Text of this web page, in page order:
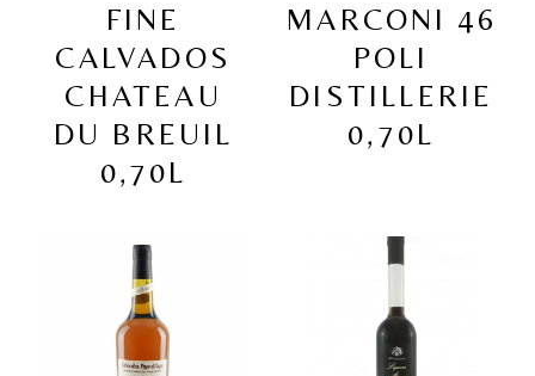
FINE
CALVADOS
CHATEAU
DU BREUIL
0,70L
MARCONI 46
POLI
DISTILLERIE
0,70L